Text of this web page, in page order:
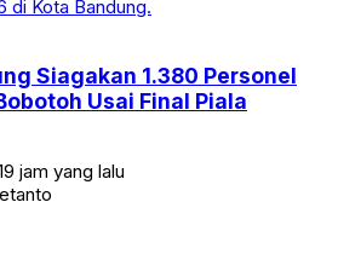
Siagakan 1.380 Personel
Usai Final Piala
jam yang lalu